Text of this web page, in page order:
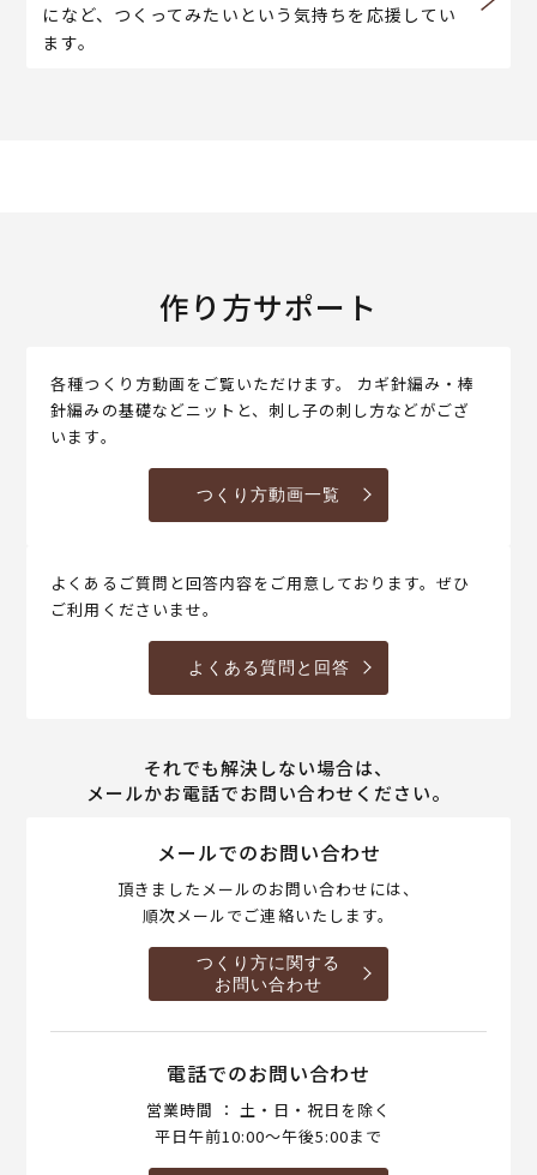
になど、つくってみたいという気持ちを応援してい
ます。
作り方サポート
各種つくり方動画をご覧いただけます。 カギ針編み・棒
針編みの基礎などニットと、刺し子の刺し方などがござ
います。
つくり方動画一覧
よくあるご質問と回答内容をご用意しております。ぜひ
ご利用くださいませ。
よくある質問と回答
それでも解決しない場合は、
メールかお電話でお問い合わせください。
メールでのお問い合わせ
頂きましたメールのお問い合わせには、
順次メールでご連絡いたします。
つくり方に関する
お問い合わせ
電話でのお問い合わせ
営業時間 ： 土・日・祝日を除く
平日午前10:00～午後5:00まで